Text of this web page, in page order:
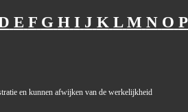
E F G H I J K L M N O P
en kunnen afwijken van de werkelijkheid